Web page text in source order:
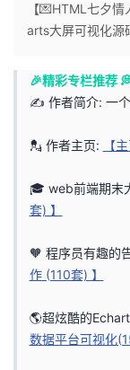
主
页
的
开
我
的
客
我
论
的
我
【💌HTML七夕
arts大屏可视化源
🎉精彩专栏推荐
✍️ 作者简介: 一个
💂 作者主页: 【
🎓 web前端期末
套) 】
🧡 程序员有趣的
作 (110套) 】
🌎超炫酷的
数据平台可视化